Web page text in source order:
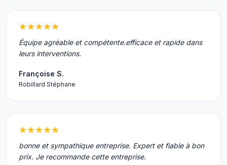
Équipe agréable et compétente.efficace et rapide dans
leurs interventions.
Françoise S.
Robillard Stéphane
bonne et sympathique entreprise. Expert et fiable à bon
prix. Je recommande cette entreprise.